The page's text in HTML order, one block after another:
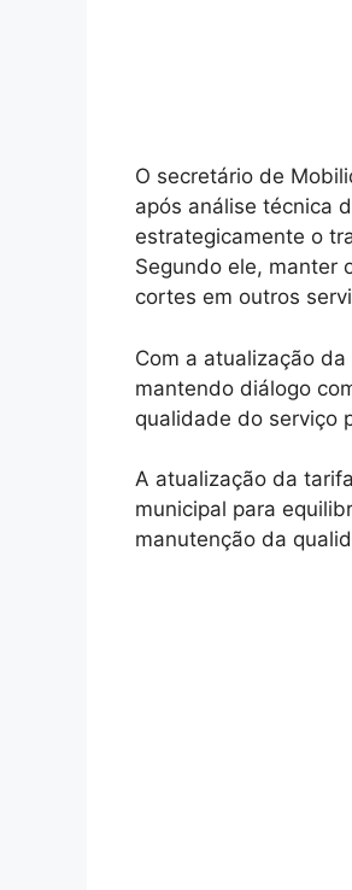
O secretário de
após análise técnica
estrategicamente o
Segundo ele, manter
cortes em outros
Com a atualização
mantendo diálogo
qualidade do serviço
A atualização da
municipal para
manutenção da